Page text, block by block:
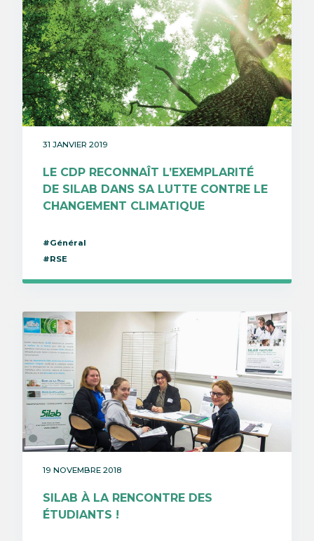
31 JANVIER 2019
LE CDP RECONNAÎT L’EXEMPLARITÉ
DE SILAB DANS SA LUTTE CONTRE LE
CHANGEMENT CLIMATIQUE
#Général
#RSE
19 NOVEMBRE 2018
SILAB À LA RENCONTRE DES
ÉTUDIANTS !